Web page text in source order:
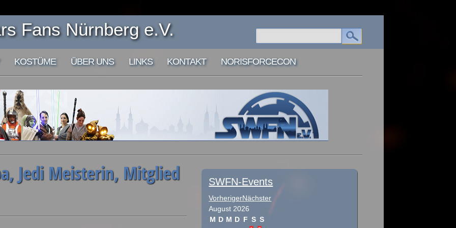
Fans Nürnberg e.V.
KOSTÜME ÜBER UNS LINKS KONTAKT NORISFORCECON
Jedi Meisterin, Mitglied
SWFN-Events
VorherigerNächster
August 2026
M D M D F S S